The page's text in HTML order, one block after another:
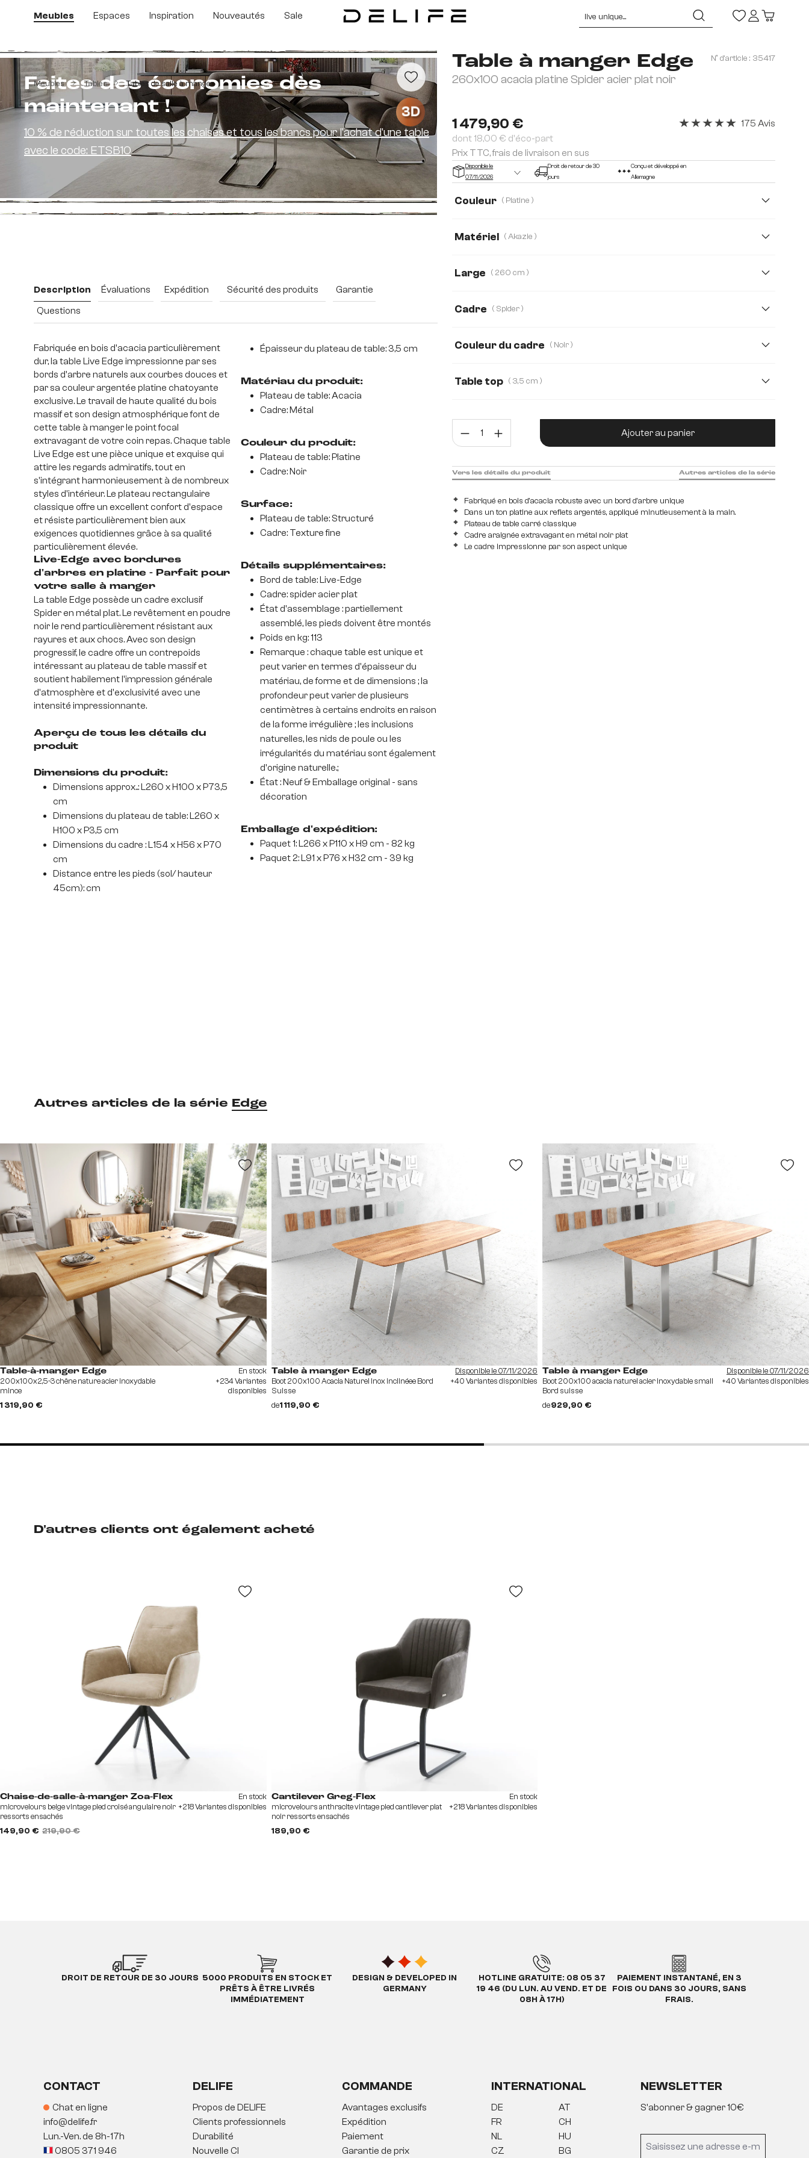
au contenu principal
Passer à la recherche
Passer à la navigation principale
Meubles Espaces Inspiration Nouveautés Sale
Meubles Tables Tables de salle à manger
Table à manger Edge
260x100 acacia platine Spider acier plat noir
N° d'article : 35417
1 479,90 €
dont 18,00 € d'éco-part
Prix TTC, frais de livraison en sus
175 Avis
Disponible le
07/11/2026
Droit de retour de 30
jours
Conçu et développé en
Allemagne
Couleur ( Platine )
Matériel ( Akazie )
Large ( 260 cm )
Cadre ( Spider )
Couleur du cadre ( Noir )
Table top ( 3,5 cm )
Quantité de produit : Entrez la quantité
Ajouter au panier
Fabriqué en bois d'acacia robuste avec un bord d'arbre unique
Dans un ton platine aux reflets argentés, appliqué minutieusement à la main.
Plateau de table carré classique
Cadre araignée extravagant en métal noir plat
Le cadre impressionne par son aspect unique
Vers les détails du produit Autres articles de la série
Ignorer la galerie d'images
3D
Faites des économies dès
maintenant !
10 % de réduction sur toutes les chaises et tous les bancs pour l'achat d'une table
avec le code: ETSB10
Description Évaluations Expédition Sécurité des produits
Garantie
Questions
Fabriquée en bois d'acacia particulièrement
dur, la table Live Edge impressionne par ses
bords d'arbre naturels aux courbes douces et
par sa couleur argentée platine chatoyante
exclusive. Le travail de haute qualité du bois
massif et son design atmosphérique font de
cette table à manger le point focal
extravagant de votre coin repas. Chaque table
Live Edge est une pièce unique et exquise qui
attire les regards admiratifs, tout en
s'intégrant harmonieusement à de nombreux
styles d'intérieur. Le plateau rectangulaire
classique offre un excellent confort d'espace
et résiste particulièrement bien aux
exigences quotidiennes grâce à sa qualité
particulièrement élevée.
Live-Edge avec bordures
d'arbres en platine - Parfait pour
votre salle à manger
La table Edge possède un cadre exclusif
Spider en métal plat. Le revêtement en poudre
noir le rend particulièrement résistant aux
rayures et aux chocs. Avec son design
progressif, le cadre offre un contrepoids
intéressant au plateau de table massif et
soutient habilement l'impression générale
d'atmosphère et d'exclusivité avec une
intensité impressionnante.
Aperçu de tous les détails du
produit
Dimensions du produit:
Dimensions approx..: L260 x H100 x P73,5
cm
Dimensions du plateau de table: L260 x
H100 x P3,5 cm
Dimensions du cadre : L154 x H56 x P70
cm
Distance entre les pieds (sol/ hauteur
45cm): cm
Épaisseur du plateau de table: 3,5 cm
Matériau du produit:
Plateau de table: Acacia
Cadre: Métal
Couleur du produit:
Plateau de table: Platine
Cadre: Noir
Surface:
Plateau de table: Structuré
Cadre: Texture fine
Détails supplémentaires:
Bord de table: Live-Edge
Cadre: spider acier plat
État d'assemblage : partiellement
assemblé, les pieds doivent être montés
Poids en kg: 113
Remarque : chaque table est unique et
peut varier en termes d'épaisseur du
matériau, de forme et de dimensions ; la
profondeur peut varier de plusieurs
centimètres à certains endroits en raison
de la forme irrégulière ; les inclusions
naturelles, les nids de poule ou les
irrégularités du matériau sont également
d'origine naturelle.;
État : Neuf & Emballage original - sans
décoration
Emballage d'expédition:
Paquet 1: L266 x P110 x H9 cm - 82 kg
Paquet 2: L91 x P76 x H32 cm - 39 kg
D'autres clients ont également acheté
Chaise-de-salle-à-manger Zoa-Flex
microvelours beige vintage pied croisé angulaire noir
ressorts ensachés
149,90 € 219,90 €
En stock
+218 Variantes disponibles
Cantilever Greg-Flex
microvelours anthracite vintage pied cantilever plat
noir ressorts ensachés
189,90 €
En stock
+218 Variantes disponibles
Autres articles de la série Edge
Table-à-manger Edge
200x100x2,5-3 chêne nature acier inoxydable
mince
1 319,90 €
En stock
+234 Variantes
disponibles
Table à manger Edge
Boot 200x100 Acacia Naturel Inox inclinéee Bord
Suisse
de1 119,90 €
Disponible le 07/11/2026
+40 Variantes disponibles
Table à manger Edge
Boot 200x100 acacia naturel acier inoxydable small
Bord suisse
de929,90 €
Disponible le 07/11/2026
+40 Variantes disponibles
DROIT DE RETOUR DE 30 JOURS 5000 PRODUITS EN STOCK ET
PRÊTS À ÊTRE LIVRÉS
IMMÉDIATEMENT
DESIGN & DEVELOPED IN
GERMANY
HOTLINE GRATUITE: 08 05 37
19 46 (DU LUN. AU VEND. ET DE
08H À 17H)
PAIEMENT INSTANTANÉ, EN 3
FOIS OU DANS 30 JOURS, SANS
FRAIS.
CONTACT
Chat en ligne
info@delife.fr
Lun.-Ven. de 8h-17h
0805 371 946
DELIFE
Propos de DELIFE
Clients professionnels
Durabilité
Nouvelle CI
COMMANDE
Avantages exclusifs
Expédition
Paiement
Garantie de prix
INTERNATIONAL
DE
FR
NL
CZ
AT
CH
HU
BG
NEWSLETTER
S'abonner & gagner 10€